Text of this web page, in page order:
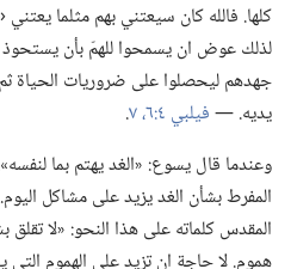
كلها.‏ فالله كان سيعتني بهم مثلما يعتني
لذلك عوض ان يسمحوا للهمّ بأن يستحوذ
جهدهم ليحصلوا على ضروريات الحياة ثم
يديه.‏ —‏فيلبي ٤:‏٦،‏ ٧
‏.‏
وعندما قال يسوع:‏ «الغد يهتم بما
المفرط بشأن الغد يزيد على مشاكل
المقدس كلماته على هذا النحو:‏ «لا تقلق
هموم.‏ لا حاجة ان تزيد على الهموم